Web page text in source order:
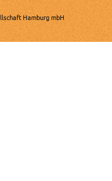
Hamburg mbH